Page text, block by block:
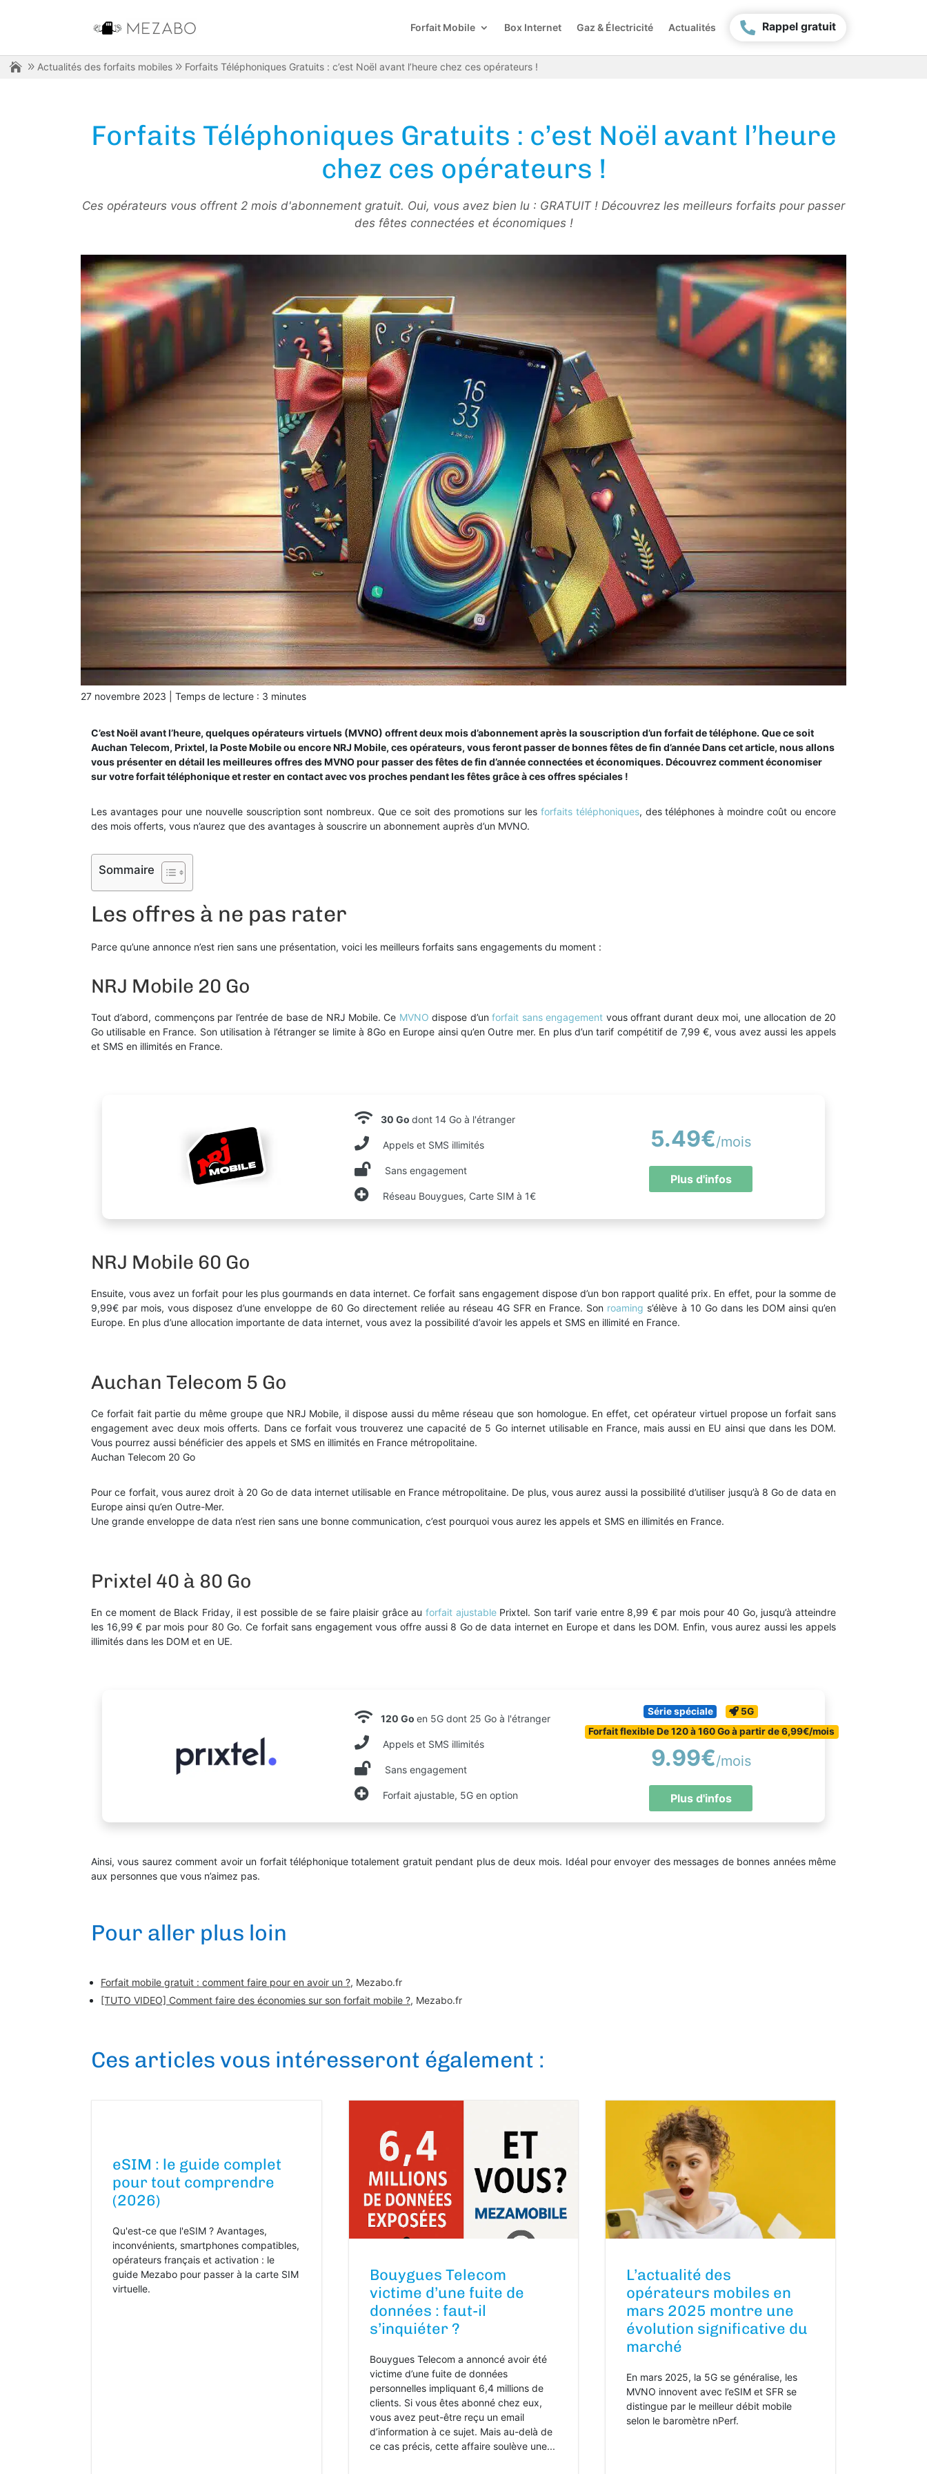
Forfait Mobile Box Internet Gaz & Électricité Actualités Rappel gratuit
Actualités des forfaits mobiles Forfaits Téléphoniques Gratuits : c’est Noël avant l’heure chez ces opérateurs !
Forfaits Téléphoniques Gratuits : c’est Noël avant l’heure
chez ces opérateurs !
Ces opérateurs vous offrent 2 mois d'abonnement gratuit. Oui, vous avez bien lu : GRATUIT ! Découvrez les meilleurs forfaits pour passer
des fêtes connectées et économiques !
27 novembre 2023 Temps de lecture : 3 minutes
C’est Noël avant l’heure, quelques opérateurs virtuels (MVNO) offrent deux mois d’abonnement après la souscription d’un forfait de téléphone. Que ce soit
Auchan Telecom, Prixtel, la Poste Mobile ou encore NRJ Mobile, ces opérateurs, vous feront passer de bonnes fêtes de fin d’année Dans cet article, nous allons
vous présenter en détail les meilleures offres des MVNO pour passer des fêtes de fin d’année connectées et économiques. Découvrez comment économiser
sur votre forfait téléphonique et rester en contact avec vos proches pendant les fêtes grâce à ces offres spéciales !
Les avantages pour une nouvelle souscription sont nombreux. Que ce soit des promotions sur les forfaits téléphoniques, des téléphones à moindre coût ou encore
des mois offerts, vous n’aurez que des avantages à souscrire un abonnement auprès d’un MVNO.
Sommaire
Les offres à ne pas rater
Parce qu’une annonce n’est rien sans une présentation, voici les meilleurs forfaits sans engagements du moment :
NRJ Mobile 20 Go
Tout d’abord, commençons par l’entrée de base de NRJ Mobile. Ce MVNO dispose d’unforfait sans engagement vous offrant durant deux moi, une allocation de 20
Go utilisable en France. Son utilisation à l’étranger se limite à 8Go en Europe ainsi qu’en Outre mer. En plus d’un tarif compétitif de 7,99 €, vous avez aussi les appels
et SMS en illimités en France.
30 Go dont 14 Go à l'étranger
Appels et SMS illimités
Sans engagement
Réseau Bouygues, Carte SIM à 1€
5.49€/mois
Plus d'infos
NRJ Mobile 60 Go
Ensuite, vous avez un forfait pour les plus gourmands en data internet. Ce forfait sans engagement dispose d’un bon rapport qualité prix. En effet, pour la somme de
9,99€ par mois, vous disposez d’une enveloppe de 60 Go directement reliée au réseau 4G SFR en France. Son roaming s’élève à 10 Go dans les DOM ainsi qu’en
Europe. En plus d’une allocation importante de data internet, vous avez la possibilité d’avoir les appels et SMS en illimité en France.
Auchan Telecom 5 Go
Ce forfait fait partie du même groupe que NRJ Mobile, il dispose aussi du même réseau que son homologue. En effet, cet opérateur virtuel propose un forfait sans
engagement avec deux mois offerts. Dans ce forfait vous trouverez une capacité de 5 Go internet utilisable en France, mais aussi en EU ainsi que dans les DOM.
Vous pourrez aussi bénéficier des appels et SMS en illimités en France métropolitaine.
Auchan Telecom 20 Go
Pour ce forfait, vous aurez droit à 20 Go de data internet utilisable en France métropolitaine. De plus, vous aurez aussi la possibilité d’utiliser jusqu’à 8 Go de data en
Europe ainsi qu’en Outre-Mer.
Une grande enveloppe de data n’est rien sans une bonne communication, c’est pourquoi vous aurez les appels et SMS en illimités en France.
Prixtel 40 à 80 Go
En ce moment de Black Friday, il est possible de se faire plaisir grâce au forfait ajustablePrixtel. Son tarif varie entre 8,99 € par mois pour 40 Go, jusqu’à atteindre
les 16,99 € par mois pour 80 Go. Ce forfait sans engagement vous offre aussi 8 Go de data internet en Europe et dans les DOM. Enfin, vous aurez aussi les appels
illimités dans les DOM et en UE.
120 Go en 5G dont 25 Go à l'étranger
Appels et SMS illimités
Sans engagement
Forfait ajustable, 5G en option
Série spéciale
5G
Forfait flexible De 120 à 160 Go à partir de 6,99€/mois
9.99€/mois
Plus d'infos
Ainsi, vous saurez comment avoir un forfait téléphonique totalement gratuit pendant plus de deux mois. Idéal pour envoyer des messages de bonnes années même
aux personnes que vous n’aimez pas.
Pour aller plus loin
Forfait mobile gratuit : comment faire pour en avoir un ?, Mezabo.fr
[TUTO VIDEO] Comment faire des économies sur son forfait mobile ?, Mezabo.fr
Ces articles vous intéresseront également :
eSIM : le guide complet
pour tout comprendre
(2026)
Qu'est-ce que l'eSIM ? Avantages,
inconvénients, smartphones compatibles,
opérateurs français et activation : le
guide Mezabo pour passer à la carte SIM
virtuelle.
Bouygues Telecom
victime d’une fuite de
données : faut-il
s’inquiéter ?
Bouygues Telecom a annoncé avoir été
victime d’une fuite de données
personnelles impliquant 6,4 millions de
clients. Si vous êtes abonné chez eux,
vous avez peut-être reçu un email
d’information à ce sujet. Mais au-delà de
ce cas précis, cette affaire soulève une...
L’actualité des
opérateurs mobiles en
mars 2025 montre une
évolution significative du
marché
En mars 2025, la 5G se généralise, les
MVNO innovent avec l’eSIM et SFR se
distingue par le meilleur débit mobile
selon le baromètre nPerf.